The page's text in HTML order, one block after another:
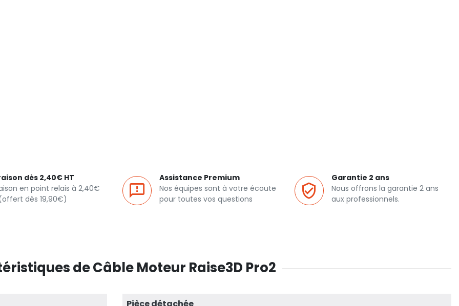
dès 2,40€ HT
en point relais à 2,40€
dès 19,90€)
Assistance Premium
Nos équipes sont à votre écoute
pour toutes vos questions
Garantie 2 ans
Nous offrons la garantie 2 ans
aux professionnels.
de Câble Moteur Raise3D Pro2